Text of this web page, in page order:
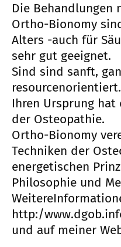
Die Behandlungen
Ortho-Bionomy
Alters -auch für
sehr gut geeignet.
Sind sind sanft,
resourcenorientiert.
Ihren Ursprung
der Osteopathie.
Ortho-Bionomy
Techniken der
energetischen
Philosophie und
http:/
und auf meiner